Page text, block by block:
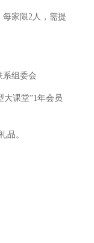
家限2人，需提
系组委会
大课堂”1年会员
品。